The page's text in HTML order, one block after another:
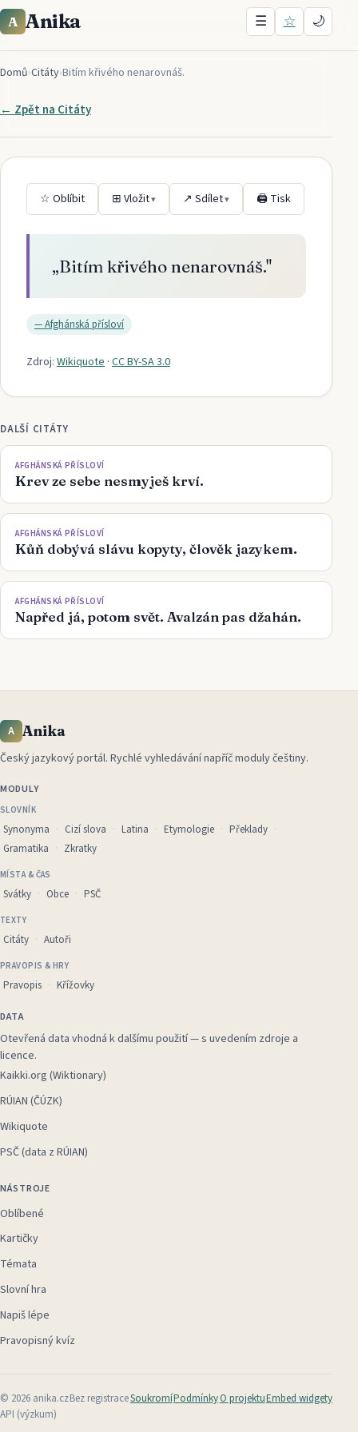
A Anika ☰ ☆ 🌙
Domů›Citáty›Bitím křivého nenarovnáš.
← Zpět na Citáty
☆ Oblíbit ⊞ Vložit▾ ↗ Sdílet▾ 🖨 Tisk
„Bitím křivého nenarovnáš."
—Afghánská přísloví
Zdroj: Wikiquote · CC BY-SA 3.0
DALŠÍ CITÁTY
AFGHÁNSKÁ PŘÍSLOVÍ
Krev ze sebe nesmyješ krví.
AFGHÁNSKÁ PŘÍSLOVÍ
Kůň dobývá slávu kopyty, člověk jazykem.
AFGHÁNSKÁ PŘÍSLOVÍ
Napřed já, potom svět. Avalzán pas džahán.
A Anika
Český jazykový portál. Rychlé vyhledávání napříč moduly češtiny.
MODULY
SLOVNÍK
Synonyma Cizí slova Latina Etymologie
Překlady
Gramatika
Zkratky
MÍSTA & ČAS
Svátky Obce PSČ
TEXTY
Citáty Autoři
PRAVOPIS & HRY
Pravopis Křížovky
DATA
Otevřená data vhodná k dalšímu použití — s uvedením zdroje a
licence.
Kaikki.org (Wiktionary)
RÚIAN (ČÚZK)
Wikiquote
PSČ (data z RÚIAN)
NÁSTROJE
Oblíbené
Kartičky
Témata
Slovní hra
Napiš lépe
Pravopisný kvíz
© 2026 anika.czBez registraceSoukromíPodmínkyO projektuEmbed widgety
API (výzkum)